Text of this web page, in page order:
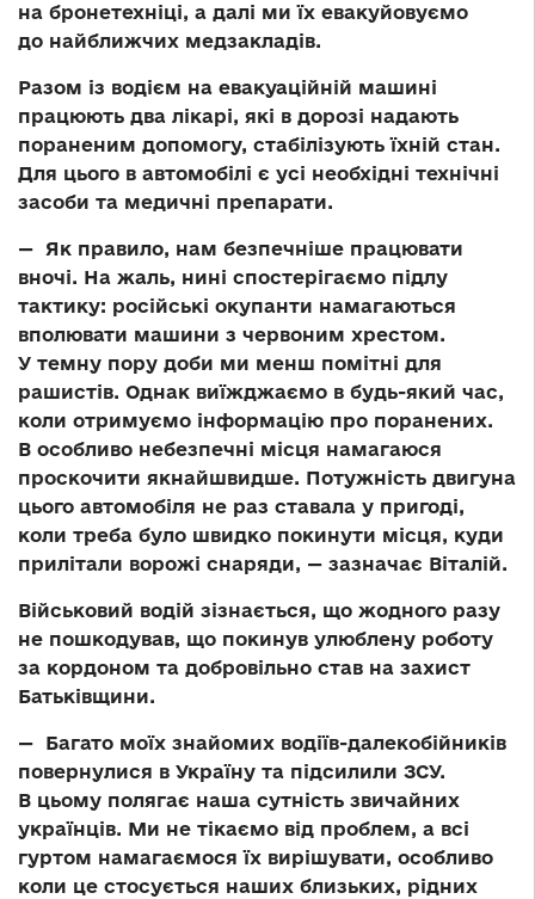
на бронетехніці, а далі ми їх евакуйовуємо
до найближчих медзакладів.
Разом із водієм на евакуаційній машині
працюють два лікарі, які в дорозі надають
пораненим допомогу, стабілізують їхній стан.
Для цього в автомобілі є усі необхідні технічні
засоби та медичні препарати.
— Як правило, нам безпечніше працювати
вночі. На жаль, нині спостерігаємо підлу
тактику: російські окупанти намагаються
вполювати машини з червоним хрестом.
У темну пору доби ми менш помітні для
рашистів. Однак виїжджаємо в будь-який час,
коли отримуємо інформацію про поранених.
В особливо небезпечні місця намагаюся
проскочити якнайшвидше. Потужність двигуна
цього автомобіля не раз ставала у пригоді,
коли треба було швидко покинути місця, куди
прилітали ворожі снаряди, — зазначає Віталій.
Військовий водій зізнається, що жодного разу
не пошкодував, що покинув улюблену роботу
за кордоном та добровільно став на захист
Батьківщини.
— Багато моїх знайомих водіїв-далекобійників
повернулися в Україну та підсилили ЗСУ.
В цьому полягає наша сутність звичайних
українців. Ми не тікаємо від проблем, а всі
гуртом намагаємося їх вирішувати, особливо
коли це стосується наших близьких, рідних